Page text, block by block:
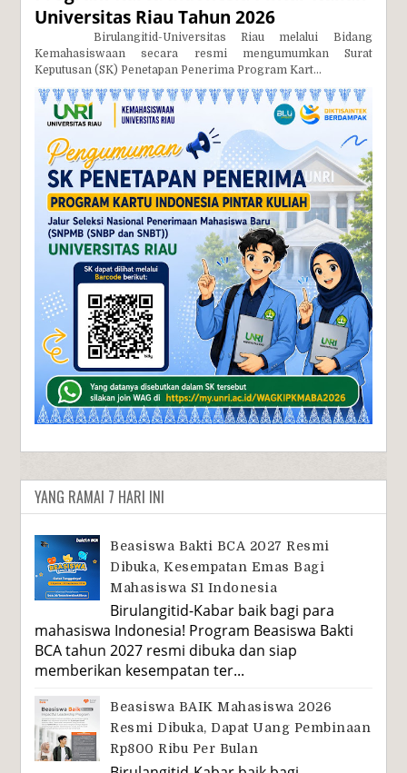
Universitas Riau Tahun 2026
Birulangitid-Universitas Riau melalui Bidang
Kemahasiswaan secara resmi mengumumkan Surat
Keputusan (SK) Penetapan Penerima Program Kart...
YANG RAMAI 7 HARI INI
Beasiswa Bakti BCA 2027 Resmi
Dibuka, Kesempatan Emas Bagi
Mahasiswa S1 Indonesia
Birulangitid-Kabar baik bagi para
mahasiswa Indonesia! Program Beasiswa Bakti
BCA tahun 2027 resmi dibuka dan siap
memberikan kesempatan ter...
Beasiswa BAIK Mahasiswa 2026
Resmi Dibuka, Dapat Uang Pembinaan
Rp800 Ribu Per Bulan